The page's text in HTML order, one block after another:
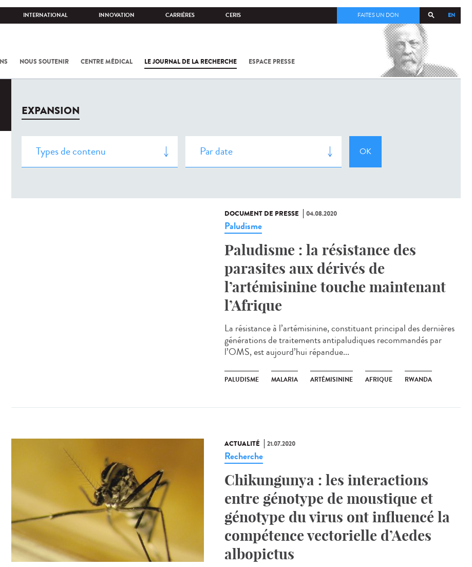
INTERNATIONAL INNOVATION CARRIÈRES CERIS EN
FAITES UN DON
NOUS SOUTENIR CENTRE MÉDICAL LE JOURNAL DE LA RECHERCHE ESPACE PRESSE
COV-2 /
EXPANSION
DOCUMENT DE PRESSE 04.08.2020
Paludisme
Paludisme : la résistance des
parasites aux dérivés de
l’artémisinine touche maintenant
l’Afrique
La résistance à l’artémisinine, constituant principal des dernières
générations de traitements antipaludiques recommandés par
l’OMS, est aujourd’hui répandue...
PALUDISME MALARIA ARTÉMISININE AFRIQUE RWANDA
ACTUALITÉ 21.07.2020
Recherche
Chikungunya : les interactions
entre génotype de moustique et
génotype du virus ont influencé la
compétence vectorielle d’Aedes
albopictus